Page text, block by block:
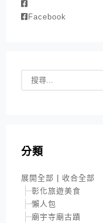
Facebook
分類
展開全部 | 收合全部
彰化旅遊美食
懶人包
廟宇寺廟古蹟